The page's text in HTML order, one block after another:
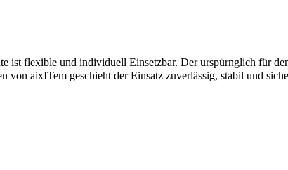
ist flexible und individuell Einsetzbar. Der urspürnglich für
aixITem geschieht der Einsatz zuverlässig, stabil und